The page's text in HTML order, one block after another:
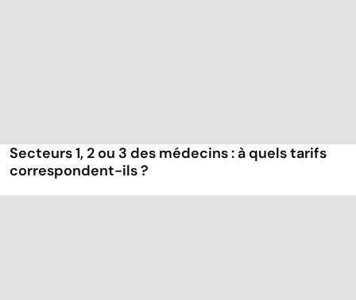
Secteurs 1, 2 ou 3 des médecins : à quels tarifs
correspondent-ils ?